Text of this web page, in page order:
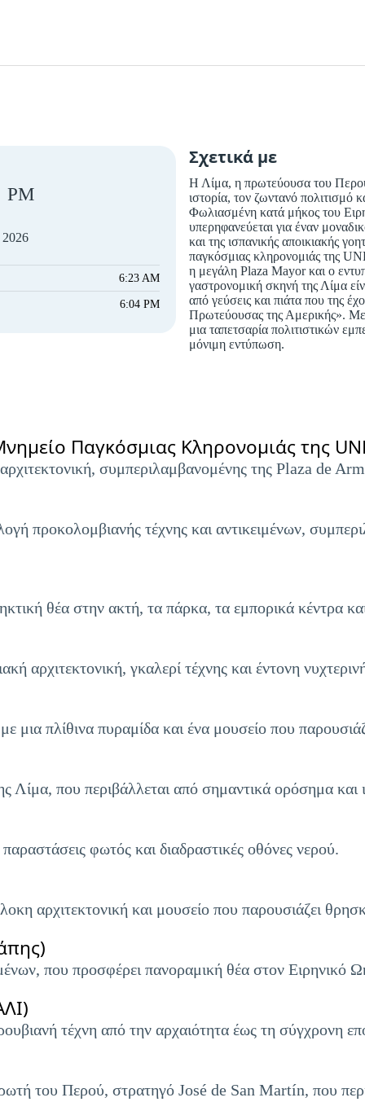
PM
6:23 AM
6:04 PM
Σχετικά με
Η Λίμα, η πρωτεύουσα του
ιστορία, τον ζωντανό πολιτισμό
Φωλιασμένη κατά μήκος του
υπερηφανεύεται για έναν
και της ισπανικής αποικιακής
παγκόσμιας κληρονομιάς της
η μεγάλη Plaza Mayor και ο
γαστρονομική σκηνή της Λίμα
από γεύσεις και πιάτα που της
Πρωτεύουσας της Αμερικής». Με
μια ταπετσαρία πολιτιστικών
μόνιμη εντύπωση.
Παγκόσμιας Κληρονομιάς της
συμπεριλαμβανομένης της Plaza de
προκολομβιανής τέχνης και αντικειμένων,
θέα στην ακτή, τα πάρκα, τα εμπορικά κέντρα
αρχιτεκτονική, γκαλερί τέχνης και έντονη
μια πλίθινα πυραμίδα και ένα μουσείο που
Λίμα, που περιβάλλεται από σημαντικά ορόσημα και
φωτός και διαδραστικές οθόνες νερού.
αρχιτεκτονική και μουσείο που παρουσιάζει
που προσφέρει πανοραμική θέα στον Ειρηνικό
τέχνη από την αρχαιότητα έως τη σύγχρονη
του Περού, στρατηγό José de San Martín, που